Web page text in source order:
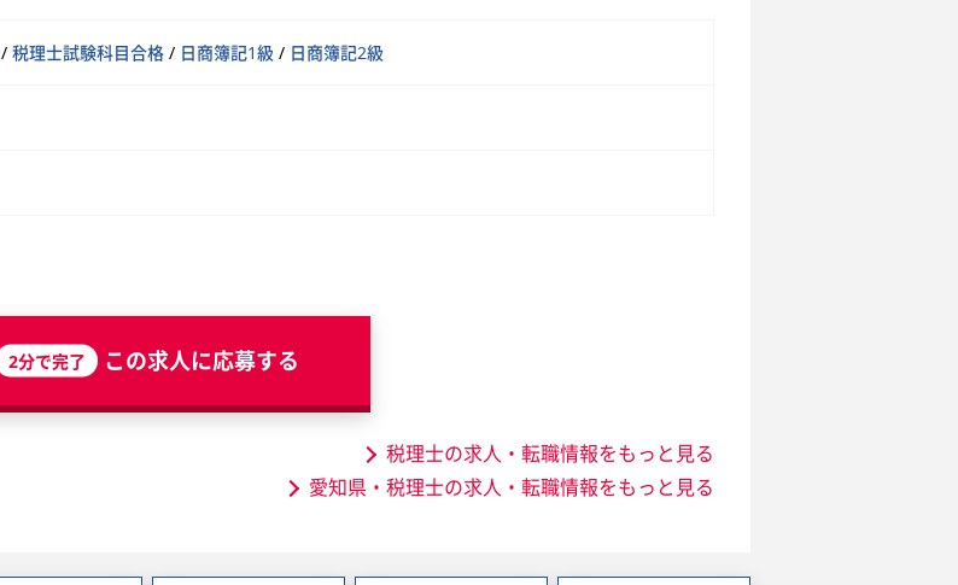
/ 税理士試験科目合格 / 日商簿記1級 / 日商簿記2級
2分で完了 この求人に応募する
税理士の求人・転職情報をもっと見る
愛知県・税理士の求人・転職情報をもっと見る